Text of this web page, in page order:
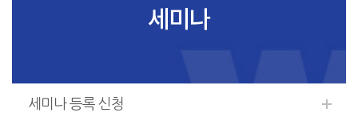
세미나
세미나 등록 신청